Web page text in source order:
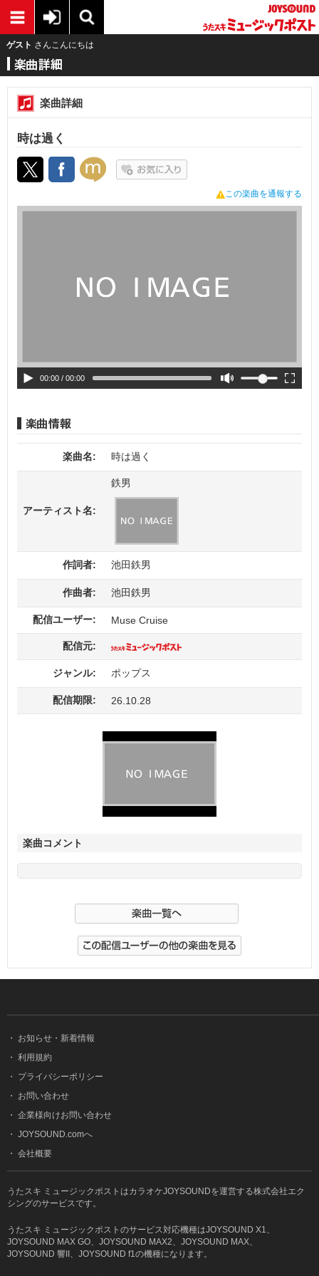
ゲスト さんこんにちは
楽曲詳細
時は過く
この楽曲を通報する
00:00 / 00:00
楽曲名: 時は過く
アーティスト名:
鉄男
作詞者: 池田鉄男
作曲者: 池田鉄男
配信ユーザー: Muse Cruise
配信元:
ジャンル: ポップス
配信期限: 26.10.28
楽曲コメント
・
お知らせ・新着情報
・ 利用規約
・
プライバシーポリシー
・
お問い合わせ
・ 企業様向けお問い合わせ
・ JOYSOUND.comへ
・ 会社概要
うたスキ ミュージックポストはカラオケJOYSOUNDを運営する株式会社エク
シングのサービスです。
うたスキ ミュージックポストのサービス対応機種はJOYSOUND X1、
JOYSOUND MAX GO、JOYSOUND MAX2、JOYSOUND MAX、
JOYSOUND 響II、JOYSOUND f1の機種になります。